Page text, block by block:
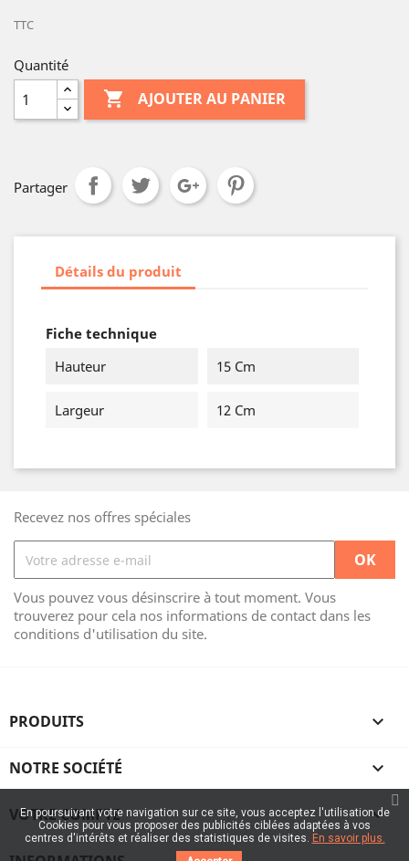
TTC
Quantité
 AJOUTER AU PANIER
Partager
Détails du produit
Fiche technique
Hauteur
15 Cm
Largeur 12 Cm
Recevez nos offres spéciales
Vous pouvez vous désinscrire à tout moment. Vous
trouverez pour cela nos informations de contact dans les
conditions d'utilisation du site.
PRODUITS 
NOTRE SOCIÉTÉ 
VOTRE COMPTE 
En poursuivant votre navigation sur ce site, vous acceptez l'utilisation de
Cookies pour vous proposer des publicités ciblées adaptées à vos
centres d'intérêts et réaliser des statistiques de visites. En savoir plus.